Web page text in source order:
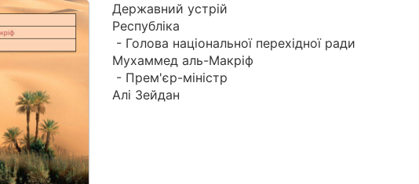
Державний устрій
Республіка
- Голова національної перехідної ради
Мухаммед аль-Макріф
- Прем'єр-міністр
Алі Зейдан